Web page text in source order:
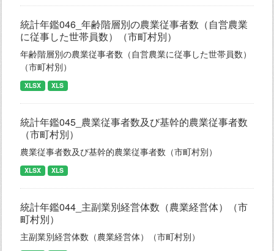
統計年鑑046_年齢階層別の農業従事者数（自営農業
に従事した世帯員数）（市町村別）
年齢階層別の農業従事者数（自営農業に従事した世帯員数）
（市町村別）
XLSX XLS
統計年鑑045_農業従事者数及び基幹的農業従事者数
（市町村別）
農業従事者数及び基幹的農業従事者数（市町村別）
XLSX XLS
統計年鑑044_主副業別経営体数（農業経営体）（市
町村別）
主副業別経営体数（農業経営体）（市町村別）